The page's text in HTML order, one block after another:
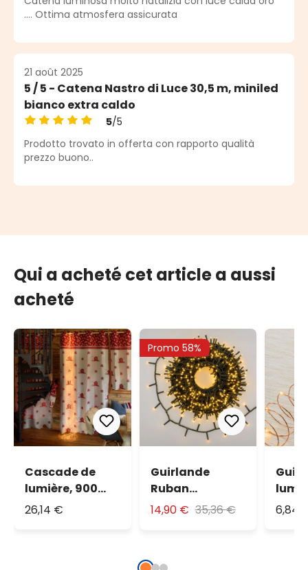
.... Ottima atmosfera assicurata
21 août 2025
5 / 5 - Catena Nastro di Luce 30,5 m, miniled
bianco extra caldo
Note moyenne de 5 sur 5 étoiles
5/5
Prodotto trovato in offerta con rapporto qualità
prezzo buono..
Qui a acheté cet article a aussi
acheté
Cascade de
lumière, 900
microled blanc
26,14 €
Promo 58%
Guirlande
Ruban
Lumineux 30,5
14,90 € 35,36 € 6,84